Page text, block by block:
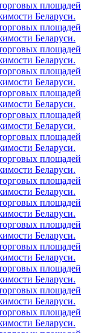
площадей
Беларуси.
площадей
Беларуси.
площадей
Беларуси.
площадей
Беларуси.
площадей
Беларуси.
площадей
Беларуси.
площадей
Беларуси.
площадей
Беларуси.
площадей
Беларуси.
площадей
Беларуси.
площадей
Беларуси.
площадей
Беларуси.
площадей
Беларуси.
площадей
Беларуси.
площадей
Беларуси.